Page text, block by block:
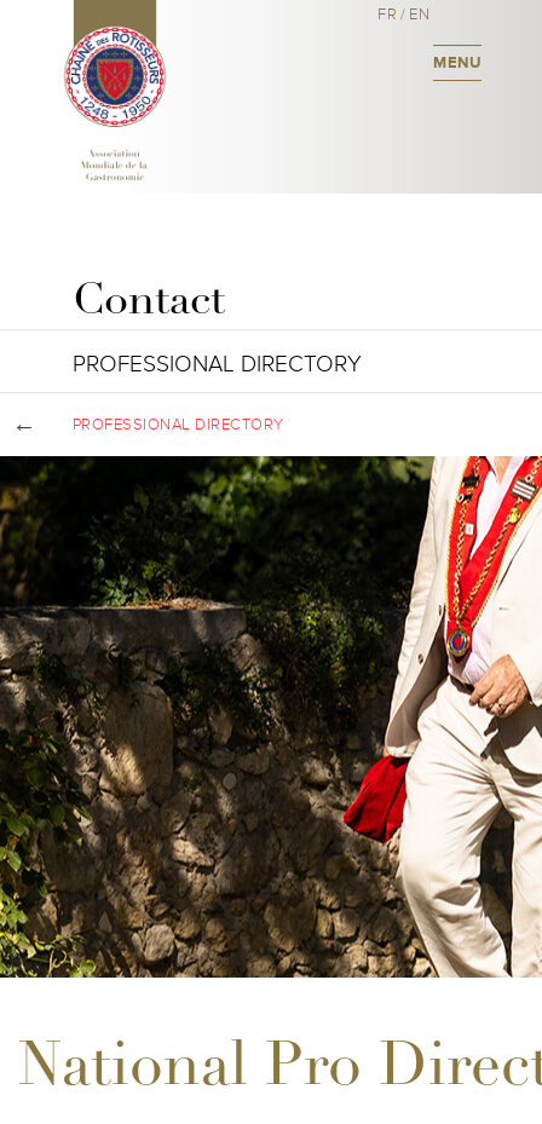
FR / EN
MENU
Contact
PROFESSIONAL DIRECTORY
PROFESSIONAL DIRECTORY
National Pro